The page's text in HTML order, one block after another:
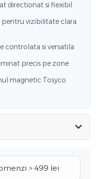
directionat si flexibil
vizibilitate clara
controlata si versatila
precis pe zone
magnetic Tosyco
> 499 lei